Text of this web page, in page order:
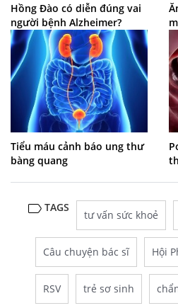
Hồng Đào có diễn đúng vai
người bệnh Alzheimer?
Tiểu máu cảnh báo ung thư
bàng quang
TAGS
tư vấn sức khoẻ
Câu chuyện bác sĩ Hội
RSV trẻ sơ sinh